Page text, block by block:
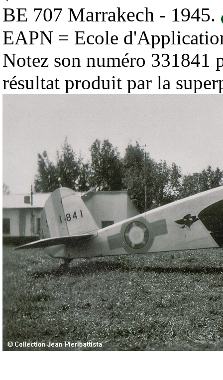
BE 707 Marrakech - 1945.
EAPN = Ecole
Notez son numéro 331841
résultat produit par la